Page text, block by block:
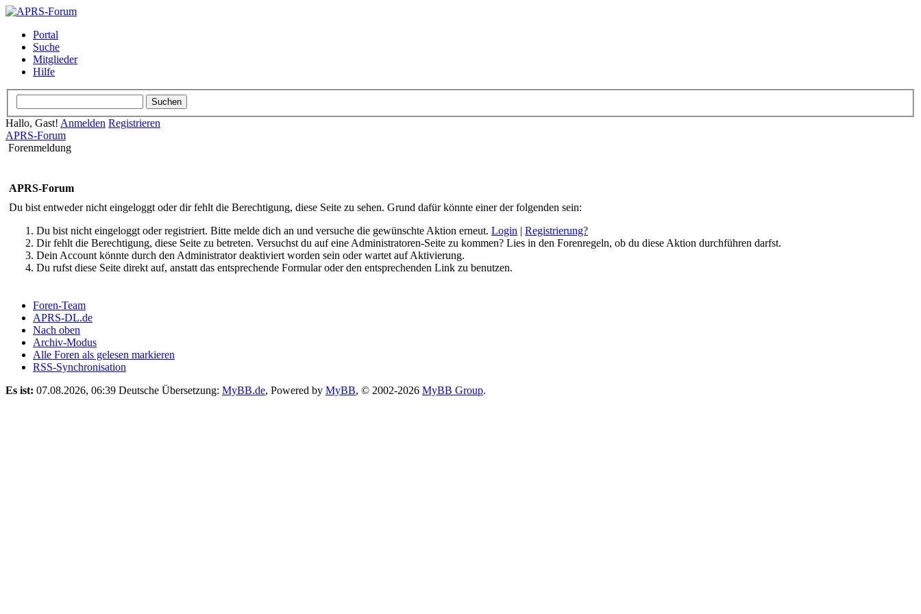
Portal
Suche
Mitglieder
Hilfe
Hallo, Gast! Anmelden Registrieren
APRS-Forum
Forenmeldung
APRS-Forum
Du bist entweder nicht eingeloggt oder dir fehlt die Berechtigung, diese Seite zu sehen. Grund dafür könnte einer der folgenden sein:
Du bist nicht eingeloggt oder registriert. Bitte melde dich an und versuche die gewünschte Aktion erneut. Login | Registrierung?
Dir fehlt die Berechtigung, diese Seite zu betreten. Versuchst du auf eine Administratoren-Seite zu kommen? Lies in den Forenregeln, ob du diese Aktion durchführen darfst.
Dein Account könnte durch den Administrator deaktiviert worden sein oder wartet auf Aktivierung.
Du rufst diese Seite direkt auf, anstatt das entsprechende Formular oder den entsprechenden Link zu benutzen.
Foren-Team
APRS-DL.de
Nach oben
Archiv-Modus
Alle Foren als gelesen markieren
RSS-Synchronisation
Es ist: 07.08.2026, 06:39 Deutsche Übersetzung: MyBB.de, Powered by MyBB, © 2002-2026 MyBB Group.